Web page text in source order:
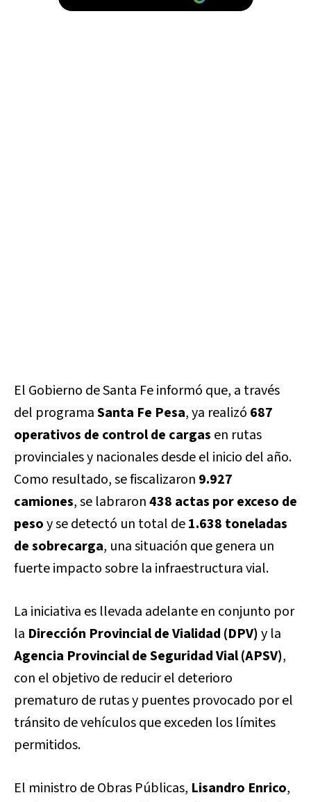
El Gobierno de Santa Fe informó que, a través
del programaSanta Fe Pesa, ya realizó 687
operativos de control de cargas en rutas
provinciales y nacionales desde el inicio del año.
Como resultado, se fiscalizaron 9.927
camiones, se labraron438 actas por exceso de
pesoy se detectó un total de1.638 toneladas
de sobrecarga, una situación que genera un
fuerte impacto sobre la infraestructura vial.
La iniciativa es llevada adelante en conjunto por
la Dirección Provincial de Vialidad (DPV)y la
Agencia Provincial de Seguridad Vial (APSV),
con el objetivo de reducir el deterioro
prematuro de rutas y puentes provocado por el
tránsito de vehículos que exceden los límites
permitidos.
El ministro de Obras Públicas, Lisandro Enrico,